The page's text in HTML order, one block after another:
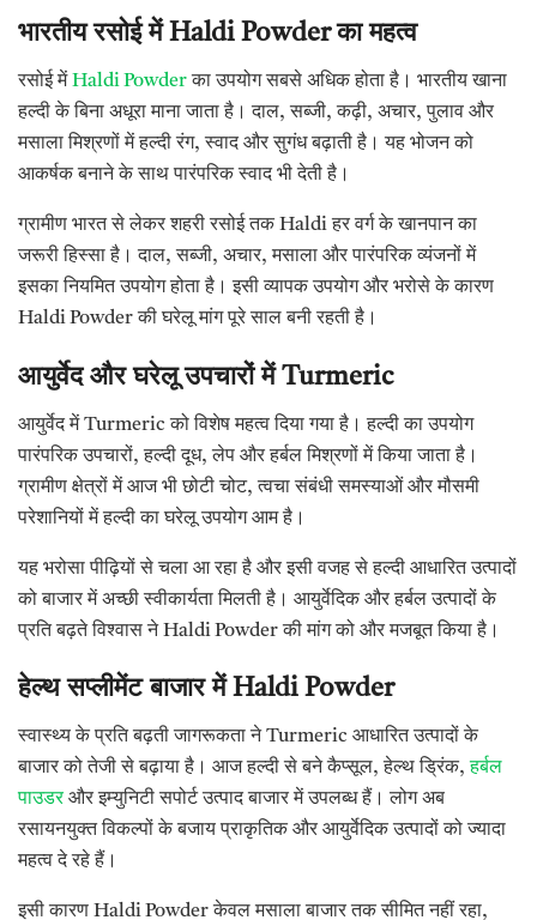
भारतीय रसोई में Haldi Powder का महत्व
रसोई मेंHaldi Powderका उपयोग सबसे अधिक होता है। भारतीय खाना
हल्दी के बिना अधूरा माना जाता है। दाल, सब्जी, कढ़ी, अचार, पुलाव और
मसाला मिश्रणों में हल्दी रंग, स्वाद और सुगंध बढ़ाती है। यह भोजन को
आकर्षक बनाने के साथ पारंपरिक स्वाद भी देती है।
ग्रामीण भारत से लेकर शहरी रसोई तक Haldi हर वर्ग के खानपान का
जरूरी हिस्सा है। दाल, सब्जी, अचार, मसाला और पारंपरिक व्यंजनों में
इसका नियमित उपयोग होता है। इसी व्यापक उपयोग और भरोसे के कारण
Haldi Powder की घरेलू मांग पूरे साल बनी रहती है।
आयुर्वेद और घरेलू उपचारों में Turmeric
आयुर्वेद में Turmeric को विशेष महत्व दिया गया है। हल्दी का उपयोग
पारंपरिक उपचारों, हल्दी दूध, लेप और हर्बल मिश्रणों में किया जाता है।
ग्रामीण क्षेत्रों में आज भी छोटी चोट, त्वचा संबंधी समस्याओं और मौसमी
परेशानियों में हल्दी का घरेलू उपयोग आम है।
यह भरोसा पीढ़ियों से चला आ रहा है और इसी वजह से हल्दी आधारित उत्पादों
को बाजार में अच्छी स्वीकार्यता मिलती है। आयुर्वेदिक और हर्बल उत्पादों के
प्रति बढ़ते विश्वास ने Haldi Powder की मांग को और मजबूत किया है।
हेल्थ सप्लीमेंट बाजार में Haldi Powder
स्वास्थ्य के प्रति बढ़ती जागरूकता ने Turmeric आधारित उत्पादों के
बाजार को तेजी से बढ़ाया है। आज हल्दी से बने कैप्सूल, हेल्थ ड्रिंक,हर्बल
पाउडरऔर इम्युनिटी सपोर्ट उत्पाद बाजार में उपलब्ध हैं। लोग अब
रसायनयुक्त विकल्पों के बजाय प्राकृतिक और आयुर्वेदिक उत्पादों को ज्यादा
महत्व दे रहे हैं।
इसी कारण Haldi Powder केवल मसाला बाजार तक सीमित नहीं रहा,